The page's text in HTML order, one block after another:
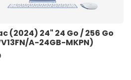
(2024) 24" 24 Go / 256 Go
A-24GB-MKPN)